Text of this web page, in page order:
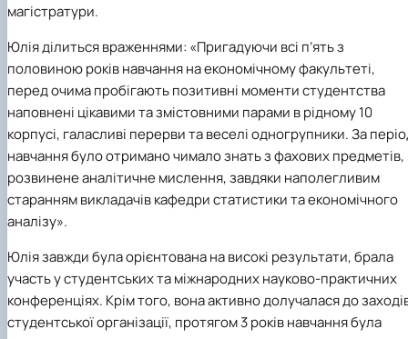
магістратури.
Юлія ділиться враженнями: «Пригадуючи всі п’ять з
половиною років навчання на економічному факультеті,
перед очима пробігають позитивні моменти студентства
наповнені цікавими та змістовними парами в рідному 10
корпусі, галасливі перерви та веселі одногрупники. За
навчання було отримано чимало знать з фахових предметів,
розвинене аналітичне мислення, завдяки наполегливим
старанням викладачів кафедри статистики та економічного
аналізу».
Юлія завжди була орієнтована на високі результати, брала
участь у студентських та міжнародних науково-практичних
конференціях. Крім того, вона активно долучалася до
студентської організації, протягом 3 років навчання була